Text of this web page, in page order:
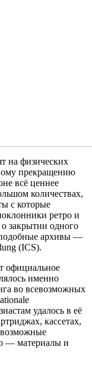
на физических
прекращению
всё ценнее
количествах,
с которые
ретро и
закрытии одного
архивы —
(ICS).
официальное
именно
во всевозможных
удалось в её
кассетах,
— материалы и